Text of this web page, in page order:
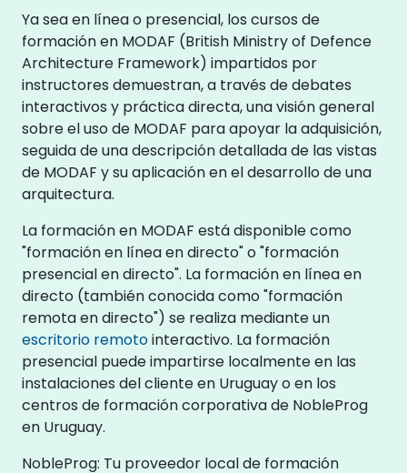
Ya sea en línea o presencial, los cursos de
formación en MODAF (British Ministry of Defence
Architecture Framework) impartidos por
instructores demuestran, a través de debates
interactivos y práctica directa, una visión general
sobre el uso de MODAF para apoyar la adquisición,
seguida de una descripción detallada de las vistas
de MODAF y su aplicación en el desarrollo de una
arquitectura.
La formación en MODAF está disponible como
"formación en línea en directo" o "formación
presencial en directo". La formación en línea en
directo (también conocida como "formación
remota en directo") se realiza mediante un
escritorio remotointeractivo. La formación
presencial puede impartirse localmente en las
instalaciones del cliente en Uruguay o en los
centros de formación corporativa de NobleProg
en Uruguay.
NobleProg: Tu proveedor local de formación